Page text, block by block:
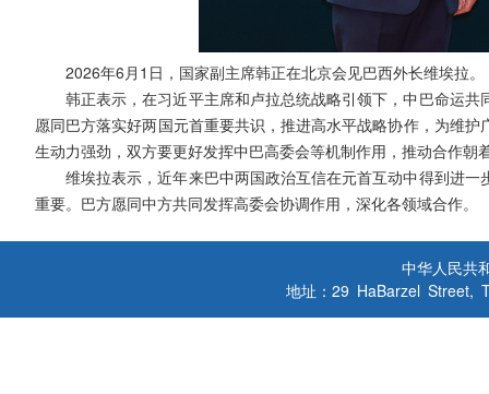
2026年6月1日，国家副主席韩正在北京会见巴西外长维埃拉。
韩正表示，在习近平主席和卢拉总统战略引领下，中巴命运
愿同巴方落实好两国元首重要共识，推进高水平战略协作，为维
生动力强劲，双方要更好发挥中巴高委会等机制作用，推动合作
维埃拉表示，近年来巴中两国政治互信在元首互动中得到进
重要。巴方愿同中方共同发挥高委会协调作用，深化各领域合作。
中华人民共
地址：29 HaBarzel Street,